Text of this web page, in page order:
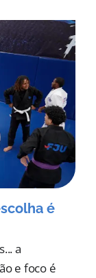
é
a
e foco é